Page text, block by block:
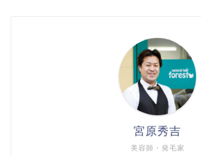
美容師・発毛家
宮原秀吉